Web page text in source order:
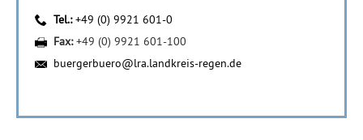
Tel.:+49 (0) 9921 601-0
Fax:+49 (0) 9921 601-100
buergerbuero@lra.landkreis-regen.de